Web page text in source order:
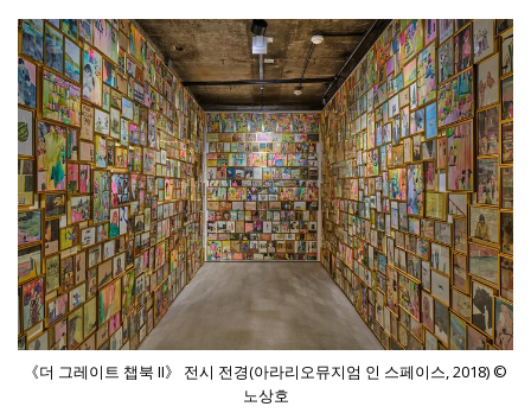
《더 그레이트 챕북 II》 전시 전경(아라리오뮤지엄 인 스페이스, 2018) ©
노상호